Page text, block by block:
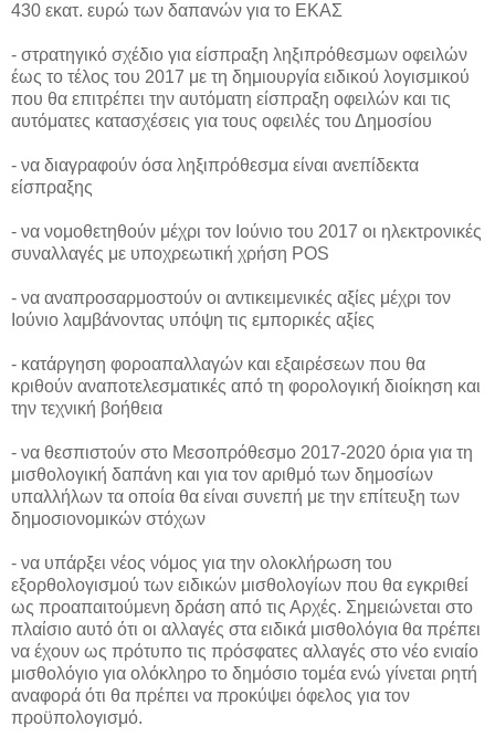
430 εκατ. ευρώ των δαπανών για το ΕΚΑΣ
- στρατηγικό σχέδιο για είσπραξη ληξιπρόθεσμων οφειλών
έως το τέλος του 2017 με τη δημιουργία ειδικού λογισμικού
που θα επιτρέπει την αυτόματη είσπραξη οφειλών και τις
αυτόματες κατασχέσεις για τους οφειλές του Δημοσίου
- να διαγραφούν όσα ληξιπρόθεσμα είναι ανεπίδεκτα
είσπραξης
- να νομοθετηθούν μέχρι τον Ιούνιο του 2017 οι ηλεκτρονικές
συναλλαγές με υποχρεωτική χρήση POS
- να αναπροσαρμοστούν οι αντικειμενικές αξίες μέχρι τον
Ιούνιο λαμβάνοντας υπόψη τις εμπορικές αξίες
- κατάργηση φοροαπαλλαγών και εξαιρέσεων που θα
κριθούν αναποτελεσματικές από τη φορολογική διοίκηση και
την τεχνική βοήθεια
- να θεσπιστούν στο Μεσοπρόθεσμο 2017-2020 όρια για τη
μισθολογική δαπάνη και για τον αριθμό των δημοσίων
υπαλλήλων τα οποία θα είναι συνεπή με την επίτευξη των
δημοσιονομικών στόχων
- να υπάρξει νέος νόμος για την ολοκλήρωση του
εξορθολογισμού των ειδικών μισθολογίων που θα εγκριθεί
ως προαπαιτούμενη δράση από τις Αρχές. Σημειώνεται στο
πλαίσιο αυτό ότι οι αλλαγές στα ειδικά μισθολόγια θα πρέπει
να έχουν ως πρότυπο τις πρόσφατες αλλαγές στο νέο ενιαίο
μισθολόγιο για ολόκληρο το δημόσιο τομέα ενώ γίνεται ρητή
αναφορά ότι θα πρέπει να προκύψει όφελος για τον
προϋπολογισμό.